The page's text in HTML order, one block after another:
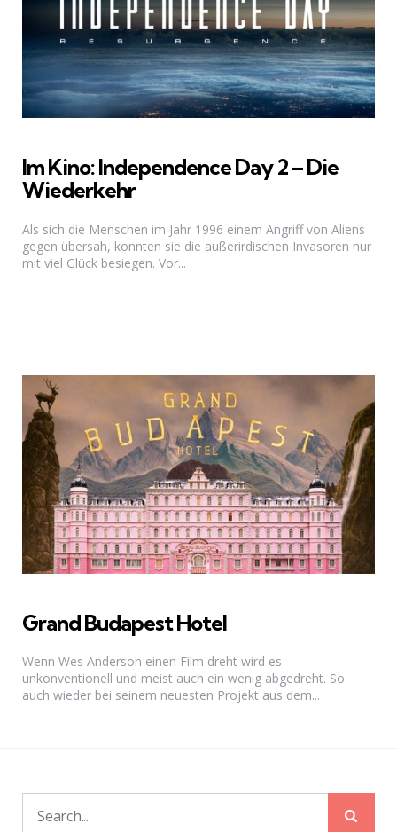
Im Kino: Independence Day 2 – Die
Wiederkehr
Als sich die Menschen im Jahr 1996 einem Angriff von Aliens
gegen übersah, konnten sie die außerirdischen Invasoren nur
mit viel Glück besiegen. Vor...
Grand Budapest Hotel
Wenn Wes Anderson einen Film dreht wird es
unkonventionell und meist auch ein wenig abgedreht. So
auch wieder bei seinem neuesten Projekt aus dem...
Search